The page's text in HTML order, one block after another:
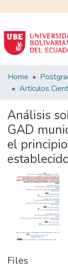
Communities
&
All of DSpace
Statistics
Home
Artículos
Análisis
GAD
el
Files